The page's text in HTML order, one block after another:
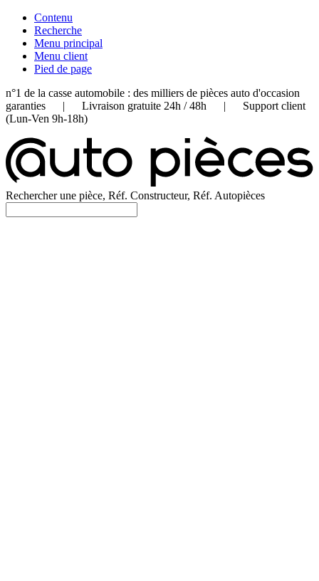
Contenu
Recherche
Menu principal
Menu client
Pied de page
n°1 de la casse automobile : des milliers de pièces auto d'occasion
garanties | Livraison gratuite 24h / 48h | Support client
(Lun-Ven 9h-18h)
Rechercher une pièce, Réf. Constructeur, Réf. Autopièces